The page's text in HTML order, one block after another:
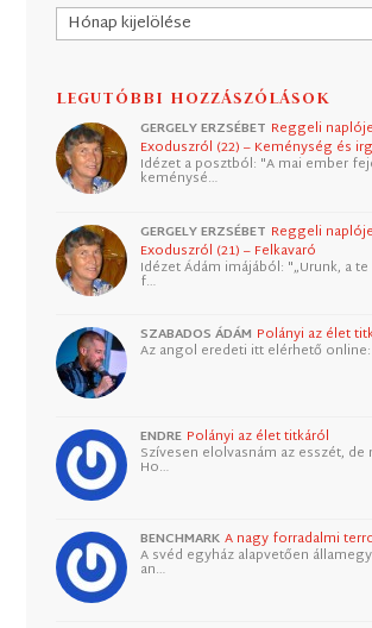
Archívum
LEGUTÓBBI HOZZÁSZÓLÁSOK
GERGELY ERZSÉBET Reggeli
Exoduszról (22) – Keménység és
Idézet a posztból: "A mai ember
keménysé…
GERGELY ERZSÉBET Reggeli
Exoduszról (21) – Felkavaró
Idézet Ádám imájából: "„Urunk, a
f…
SZABADOS ÁDÁM Polányi az élet
Az angol eredeti itt elérhető
ENDRE Polányi az élet titkáról
Szívesen elolvasnám az esszét, de
Ho…
BENCHMARK A nagy forradalmi
A svéd egyház alapvetően
an…